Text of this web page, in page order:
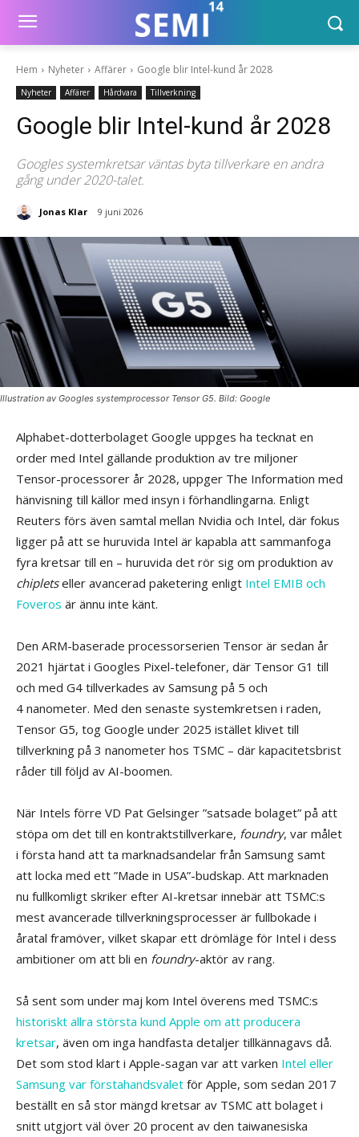
Hem Nyheter Affärer Google blir Intel-kund år 2028
Nyheter Affärer Hårdvara Tillverkning
Google blir Intel-kund år 2028
Googles systemkretsar väntas byta tillverkare en andra
gång under 2020-talet.
Jonas Klar 9 juni 2026
Illustration av Googles systemprocessor Tensor G5. Bild: Google
Alphabet-dotterbolaget Google uppges ha tecknat en
order med Intel gällande produktion av tre miljoner
Tensor-processorer år 2028, uppger The Information med
hänvisning till källor med insyn i förhandlingarna. Enligt
Reuters förs även samtal mellan Nvidia och Intel, där fokus
ligger på att se huruvida Intel är kapabla att sammanfoga
fyra kretsar till en – huruvida det rör sig om produktion av
chipletseller avancerad paketering enligt Intel EMIB och
Foveros är ännu inte känt.
Den ARM-baserade processorserien Tensor är sedan år
2021 hjärtat i Googles Pixel-telefoner, där Tensor G1 till
och med G4 tillverkades av Samsung på 5 och
4 nanometer. Med den senaste systemkretsen i raden,
Tensor G5, tog Google under 2025 istället klivet till
tillverkning på 3 nanometer hos TSMC – där kapacitetsbrist
råder till följd av AI-boomen.
När Intels förre VD Pat Gelsinger ”satsade bolaget” på att
stöpa om det till en kontraktstillverkare, foundry, var målet
i första hand att ta marknadsandelar från Samsung samt
att locka med ett ”Made in USA”-budskap. Att marknaden
nu fullkomligt skriker efter AI-kretsar innebär att TSMC:s
mest avancerade tillverkningsprocesser är fullbokade i
åratal framöver, vilket skapar ett drömläge för Intel i dess
ambitioner om att bli en foundry-aktör av rang.
Så sent som under maj kom Intel överens med TSMC:s
historiskt allra största kund Apple om att producera
kretsar, även om inga handfasta detaljer tillkännagavs då.
Det som stod klart i Apple-sagan var att varken Intel eller
Samsung var förstahandsvalet för Apple, som sedan 2017
beställt en så stor mängd kretsar av TSMC att bolaget i
snitt utgjort väl över 20 procent av den taiwanesiska